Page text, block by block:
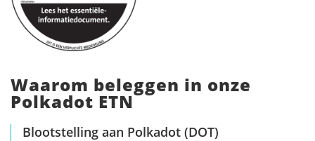
Waarom beleggen in onze
Polkadot ETN
Blootstelling aan Polkadot (DOT)